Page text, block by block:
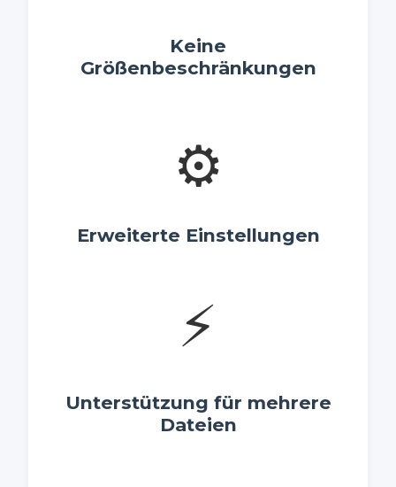
Keine
Größenbeschränkungen
⚙️
Erweiterte Einstellungen
⚡
Unterstützung für mehrere
Dateien